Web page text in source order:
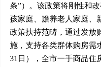
条”）。该政策将刚性和
孩家庭、赡养老人家庭、
政策扶持范畴，通过发放
施，支持各类群体购房需
31日），全市一手商品住